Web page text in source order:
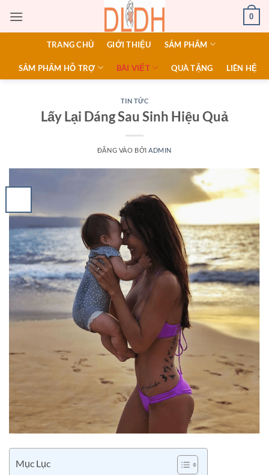
qua
0
TRANG CHỦ GIỚI THIỆU SẢM PHẨM
SẢM PHẨM HỖ TRỢ BÀI VIẾT QUÀ TẶNG LIÊN HỆ
TIN TỨC
Lấy Lại Dáng Sau Sinh Hiệu Quả
ĐĂNG VÀO BỞI ADMIN
Mục Lục